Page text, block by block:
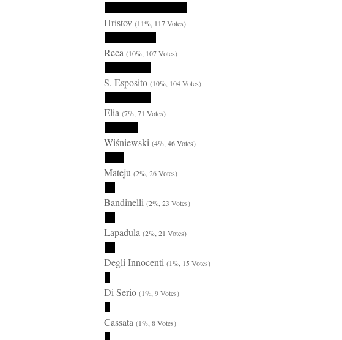
Hristov (11%, 117 Votes)
Reca (10%, 107 Votes)
S. Esposito (10%, 104 Votes)
Elia (7%, 71 Votes)
Wiśniewski (4%, 46 Votes)
Mateju (2%, 26 Votes)
Bandinelli (2%, 23 Votes)
Lapadula (2%, 21 Votes)
Degli Innocenti (1%, 15 Votes)
Di Serio (1%, 9 Votes)
Cassata (1%, 8 Votes)